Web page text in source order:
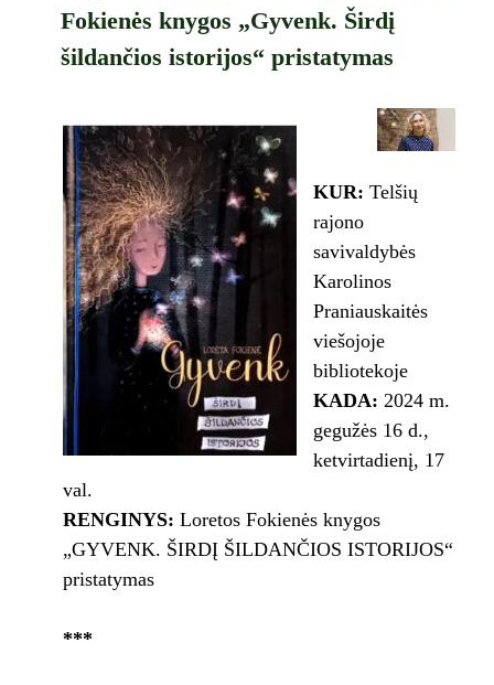
Fokienės knygos „Gyvenk. Širdį
šildančios istorijos“ pristatymas
KUR: Telšių
rajono
savivaldybės
Karolinos
Praniauskaitės
viešojoje
bibliotekoje
KADA: 2024 m.
gegužės 16 d.,
ketvirtadienį, 17
val.
RENGINYS: Loretos Fokienės knygos
„GYVENK. ŠIRDĮ ŠILDANČIOS ISTORIJOS“
pristatymas
***